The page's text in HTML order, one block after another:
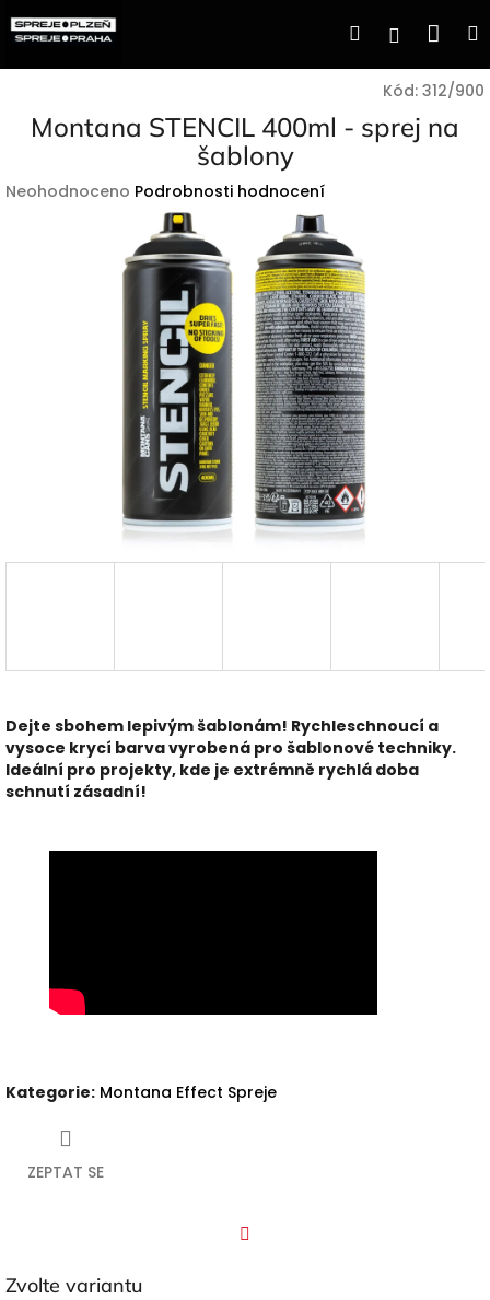
na
Hledat
Kód: 312/900
Montana STENCIL 400ml - sprej na
šablony
Průměrné
Neohodnoceno Podrobnosti hodnocení
Dejte sbohem lepivým šablonám! Rychleschnoucí a
vysoce krycí barva vyrobená pro šablonové techniky.
Ideální pro projekty, kde je extrémně rychlá doba
schnutí zásadní!
Kategorie: Montana Effect Spreje
ZEPTAT SE
Zvolte variantu